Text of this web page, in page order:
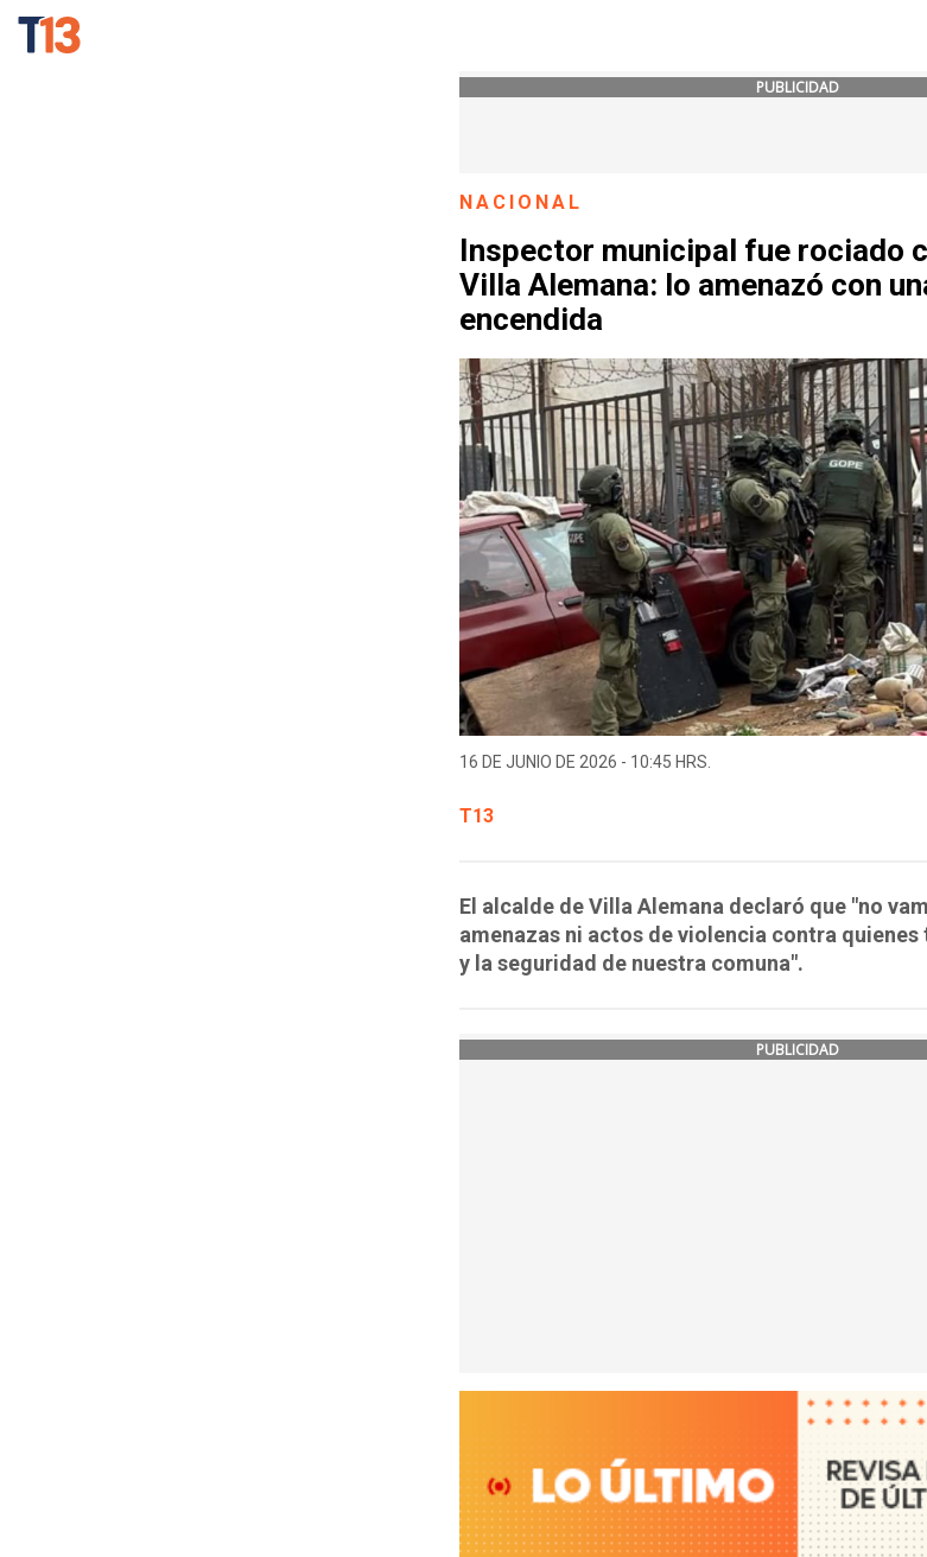
PUBLICIDAD
NACIONAL
Inspector municipal fue rociado
Villa Alemana: lo amenazó con
encendida
16 DE JUNIO DE 2026 - 10:45 HRS.
T13
El alcalde de Villa Alemana declaró que "no
amenazas ni actos de violencia contra quienes
y la seguridad de nuestra comuna".
PUBLICIDAD